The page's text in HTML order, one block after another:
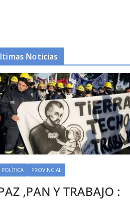
Noticias
POLÍTICA PROVINCIAL
,PAN Y TRABAJO :